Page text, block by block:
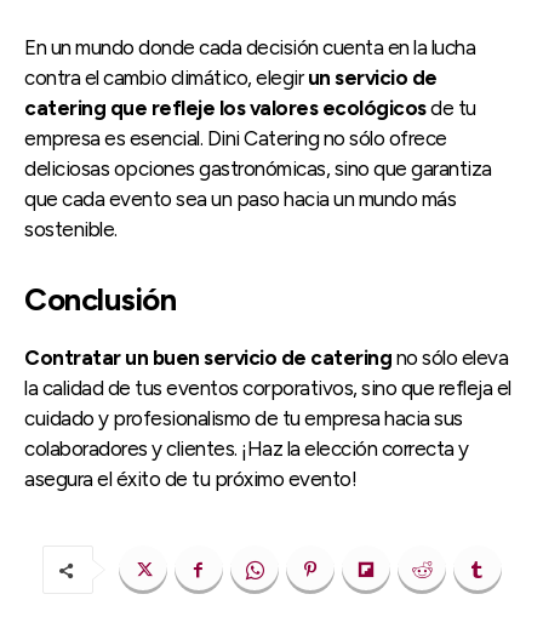
En un mundo donde cada decisión cuenta en la lucha
contra el cambio climático, elegirun servicio de
catering que refleje los valores ecológicosde tu
empresa es esencial. Dini Catering no sólo ofrece
deliciosas opciones gastronómicas, sino que garantiza
que cada evento sea un paso hacia un mundo más
sostenible.
Conclusión
Contratar un buen servicio de catering no sólo eleva
la calidad de tus eventos corporativos, sino que refleja el
cuidado y profesionalismo de tu empresa hacia sus
colaboradores y clientes. ¡Haz la elección correcta y
asegura el éxito de tu próximo evento!